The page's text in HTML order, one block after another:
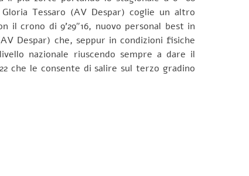
Tessaro (AV Despar) coglie un altro
crono di 9’29″16, nuovo personal best in
Despar) che, seppur in condizioni fisiche
nazionale riuscendo sempre a dare il
che le consente di salire sul terzo gradino